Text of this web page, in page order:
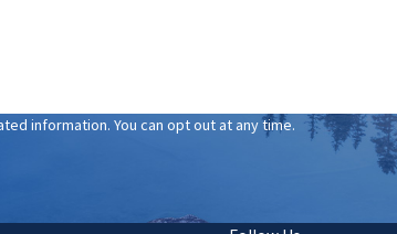
information. You can opt out at any time.